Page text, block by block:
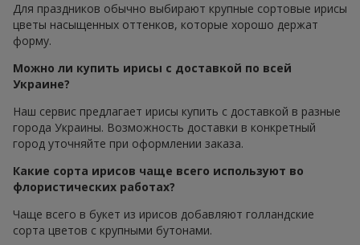
Для праздников обычно выбирают крупные сортовые ирисы
цветы насыщенных оттенков, которые хорошо держат
форму.
Можно ли купить ирисы с доставкой по всей
Украине?
Наш сервис предлагает ирисы купить с доставкой в разные
города Украины. Возможность доставки в конкретный
город уточняйте при оформлении заказа.
Какие сорта ирисов чаще всего используют во
флористических работах?
Чаще всего в букет из ирисов добавляют голландские
сорта цветов с крупными бутонами.